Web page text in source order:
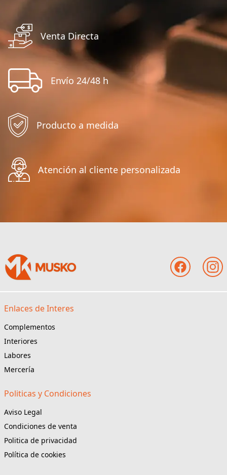
Venta Directa
Envío 24/48 h
Producto a medida
Atención al cliente personalizada
Enlaces de Interes
Complementos
Interiores
Labores
Mercería
Politicas y Condiciones
Aviso Legal
Condiciones de venta
Politica de privacidad
Política de cookies